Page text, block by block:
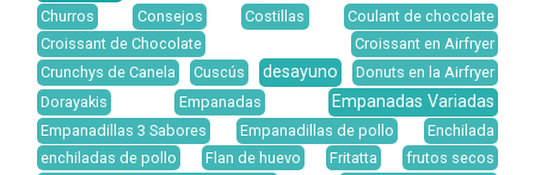
Churros
Consejos Costillas
Coulant de chocolate
Croissant de Chocolate
Croissant en Airfryer
Crunchys de Canela
Cuscús desayuno
Donuts en la Airfryer
Dorayakis
Empanadas Empanadas Variadas
Empanadillas 3 Sabores Empanadillas de pollo
Enchilada
enchiladas de pollo
Flan de huevo Fritatta
frutos secos